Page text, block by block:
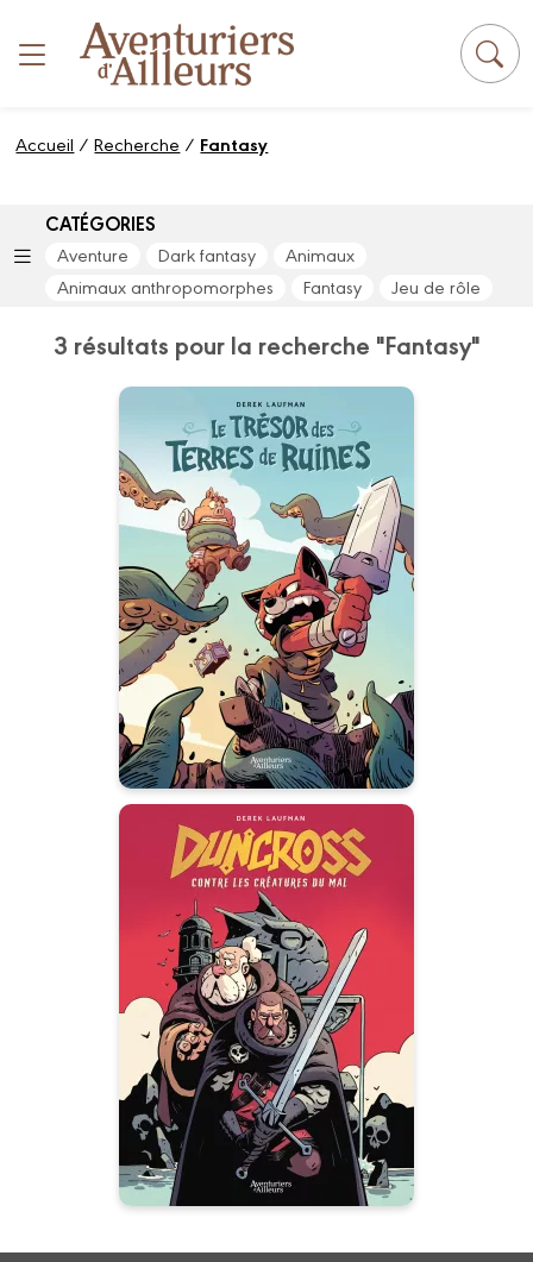
Accueil /Recherche / Fantasy
CATÉGORIES
Aventure Dark fantasy
Animaux
Animaux anthropomorphes
Fantasy Jeu de rôle
3 résultats pour la recherche "Fantasy"
Le Trésor des
Terres de Ruines
Date de parution :
26/06/2024
Une grande aventure
animalière dans un univers
d'héroïc fantasy.
Autres tomes
Duncross
Date de parution :
30/04/2025
Fun et action dans la Dark
Fantasy !
Panneau de gestion des cookies